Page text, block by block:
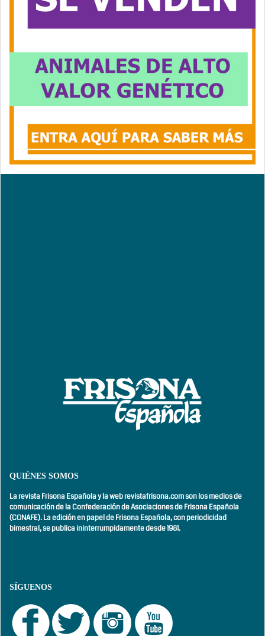
QUIÉNES SOMOS
La revista Frisona Española y la web revistafrisona.com son los medios de
comunicación de la Confederación de Asociaciones de Frisona Española
(CONAFE). La edición en papel de Frisona Española, conperiodicidad
bimestral,se publica ininterrumpidamente desde 1981.
SÍGUENOS